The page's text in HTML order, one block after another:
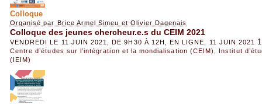
Colloque
Organisé par Brice Armel Simeu et Olivier Dagenais
Colloque des jeunes chercheur.e.s du CEIM 2021
VENDREDI LE 11 JUIN 2021, DE 9H30 À 12H, EN LIGNE, 11 JUIN 2021 1
Centre d’études sur l’intégration et la mondialisation (CEIM)
Institut
(IEIM)